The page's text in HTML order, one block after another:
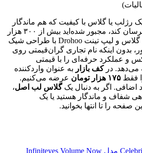
یک رژلب یا گلاس با کیفیت که هم ماندگار
باشد، هم لب‌هایتان را آبرسان کند، مجبور شده‌اید بیش از ۳۰۰ هزار
تومان هزینه کنید؟ الیپ گلاس و لیپ تینت Drohoo با طراحی شیک
بدون اینکه نام تجاری گران‌قیمتی روی
و عملکرد حرفه‌ای را با قیمتی
می‌دهد. درکف بازار به عنوان واردکننده
فقط ۱۷۵ هزار تومان
عرضه می‌کنیم.
اگر به دنبال یکگلاس لب اصل،
شفاف و ماندگار هستید یا یک
را تا انتها بخوانید.